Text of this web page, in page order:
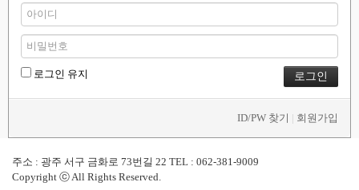
로그인 유지
ID/PW 찾기 | 회원가입
주소 : 광주 서구 금화로 73번길 22 TEL : 062-381-9009
Copyright ⓒ All Rights Reserved.
- 유치원상징
- 교직원소개
- 학사일정
특색 프로그램